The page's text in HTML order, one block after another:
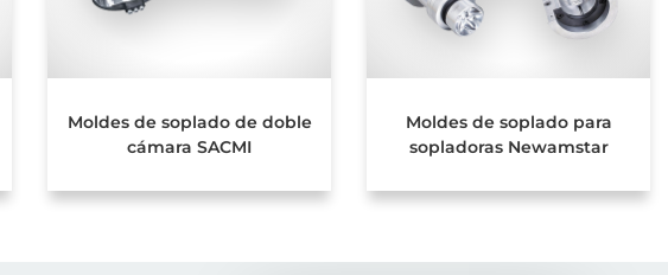
Moldes de soplado de doble
cámara SACMI
Moldes de soplado para
sopladoras Newamstar